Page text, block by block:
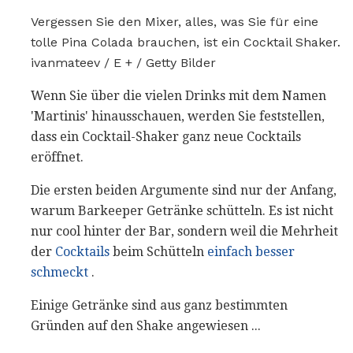
Vergessen Sie den Mixer, alles, was Sie für eine
tolle Pina Colada brauchen, ist ein Cocktail Shaker.
ivanmateev / E + / Getty Bilder
Wenn Sie über die vielen Drinks mit dem Namen
'Martinis' hinausschauen, werden Sie feststellen,
dass ein Cocktail-Shaker ganz neue Cocktails
eröffnet.
Die ersten beiden Argumente sind nur der Anfang,
warum Barkeeper Getränke schütteln. Es ist nicht
nur cool hinter der Bar, sondern weil die Mehrheit
der Cocktails beim Schütteln einfach besser
schmeckt .
Einige Getränke sind aus ganz bestimmten
Gründen auf den Shake angewiesen ...